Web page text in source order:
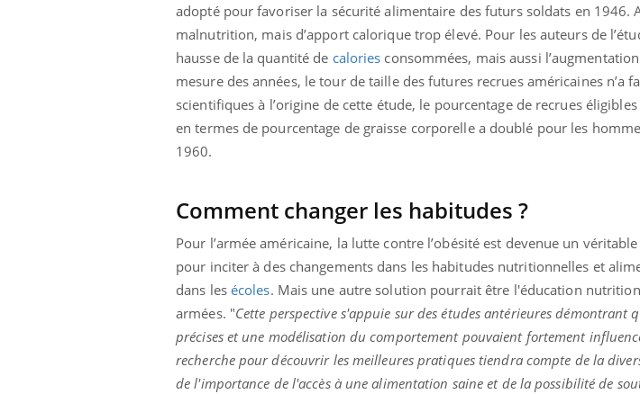
adopté pour favoriser la sécurité alimentaire des futurs soldats en 1946.
malnutrition, mais d’apport calorique trop élevé. Pour les auteurs de
hausse de la quantité de calories consommées, mais aussi
mesure des années, le tour de taille des futures recrues américaines n’a
scientifiques à l’origine de cette étude, le pourcentage de recrues
en termes de pourcentage de graisse corporelle a doublé pour les
1960.
Comment changer les habitudes ?
Pour l’armée américaine, la lutte contre l’obésité est devenue un
pour inciter à des changements dans les habitudes nutritionnelles et
dans les écoles. Mais une autre solution pourrait être l'éducation
armées. "Cette perspective s'appuie sur des études antérieures
précises et une modélisation du comportement pouvaient fortement
recherche pour découvrir les meilleures pratiques tiendra compte de la
de l'importance de l'accès à une alimentation saine et de la possibilité de